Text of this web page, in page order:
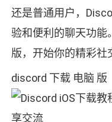
还是普通用户，
验和便利的聊天功能
版，开始你的精彩社
discord 下载 电脑 版